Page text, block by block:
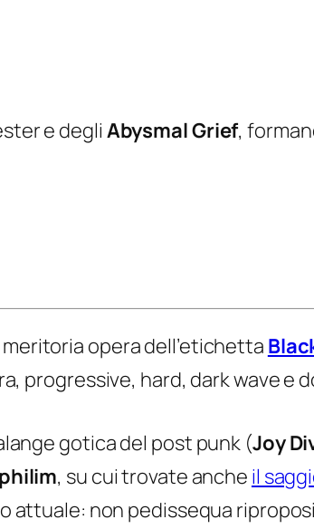
e degliAbysmal Grief,
opera dell’etichetta
progressive, hard, dark wave e
gotica del post punk (Joy
, su cui trovate anche il
attuale: non pedissequa